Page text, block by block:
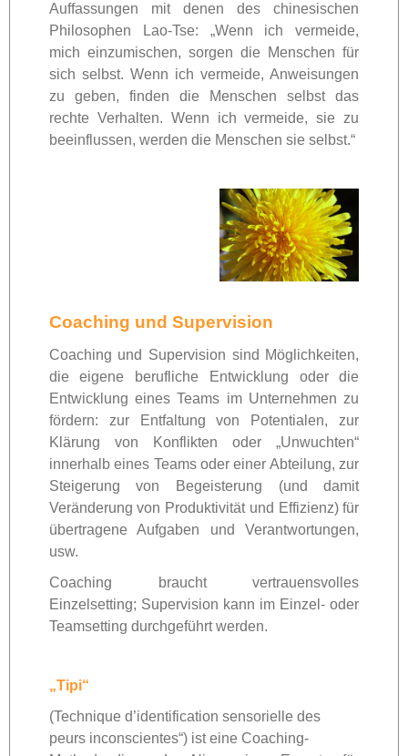
Auffassungen mit denen des chinesischen
Philosophen Lao-Tse: „Wenn ich vermeide,
mich einzumischen, sorgen die Menschen für
sich selbst. Wenn ich vermeide, Anweisungen
zu geben, finden die Menschen selbst das
rechte Verhalten. Wenn ich vermeide, sie zu
beeinflussen, werden die Menschen sie selbst.“
Coaching und Supervision
Coaching und Supervision sind Möglichkeiten,
die eigene berufliche Entwicklung oder die
Entwicklung eines Teams im Unternehmen zu
fördern: zur Entfaltung von Potentialen, zur
Klärung von Konflikten oder „Unwuchten“
innerhalb eines Teams oder einer Abteilung, zur
Steigerung von Begeisterung (und damit
Veränderung von Produktivität und Effizienz) für
übertragene Aufgaben und Verantwortungen,
usw.
Coaching braucht vertrauensvolles
Einzelsetting; Supervision kann im Einzel- oder
Teamsetting durchgeführt werden.
„Tipi“
(Technique d’identification sensorielle des
peurs inconscientes“) ist eine Coaching-